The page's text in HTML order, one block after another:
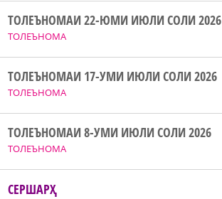
ТОЛЕЪНОМА
ТОЛЕЪНОМАИ 22-ЮМИ ИЮЛИ СОЛИ 2026
ТОЛЕЪНОМА
ТОЛЕЪНОМАИ 17-УМИ ИЮЛИ СОЛИ 2026
ТОЛЕЪНОМА
ТОЛЕЪНОМАИ 8-УМИ ИЮЛИ СОЛИ 2026
СЕРШАРҲ